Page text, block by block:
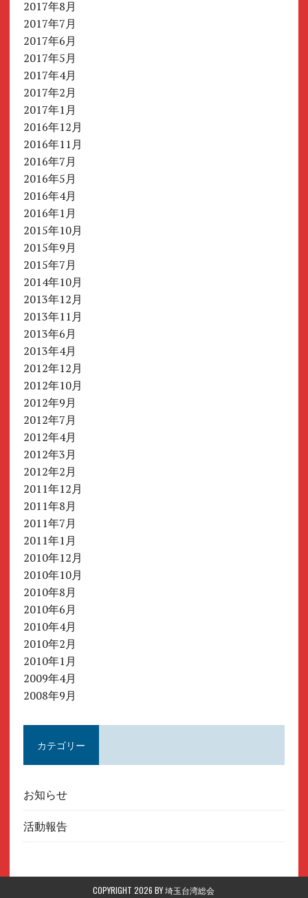
2017年8月
2017年7月
2017年6月
2017年5月
2017年4月
2017年2月
2017年1月
2016年12月
2016年11月
2016年7月
2016年5月
2016年4月
2016年1月
2015年10月
2015年9月
2015年7月
2014年10月
2013年12月
2013年11月
2013年6月
2013年4月
2012年12月
2012年10月
2012年9月
2012年7月
2012年4月
2012年3月
2012年2月
2011年12月
2011年8月
2011年7月
2011年1月
2010年12月
2010年10月
2010年8月
2010年6月
2010年4月
2010年2月
2010年1月
2009年4月
2008年9月
カテゴリー
お知らせ
活動報告
COPYRIGHT 2026 BY埼玉台湾総会